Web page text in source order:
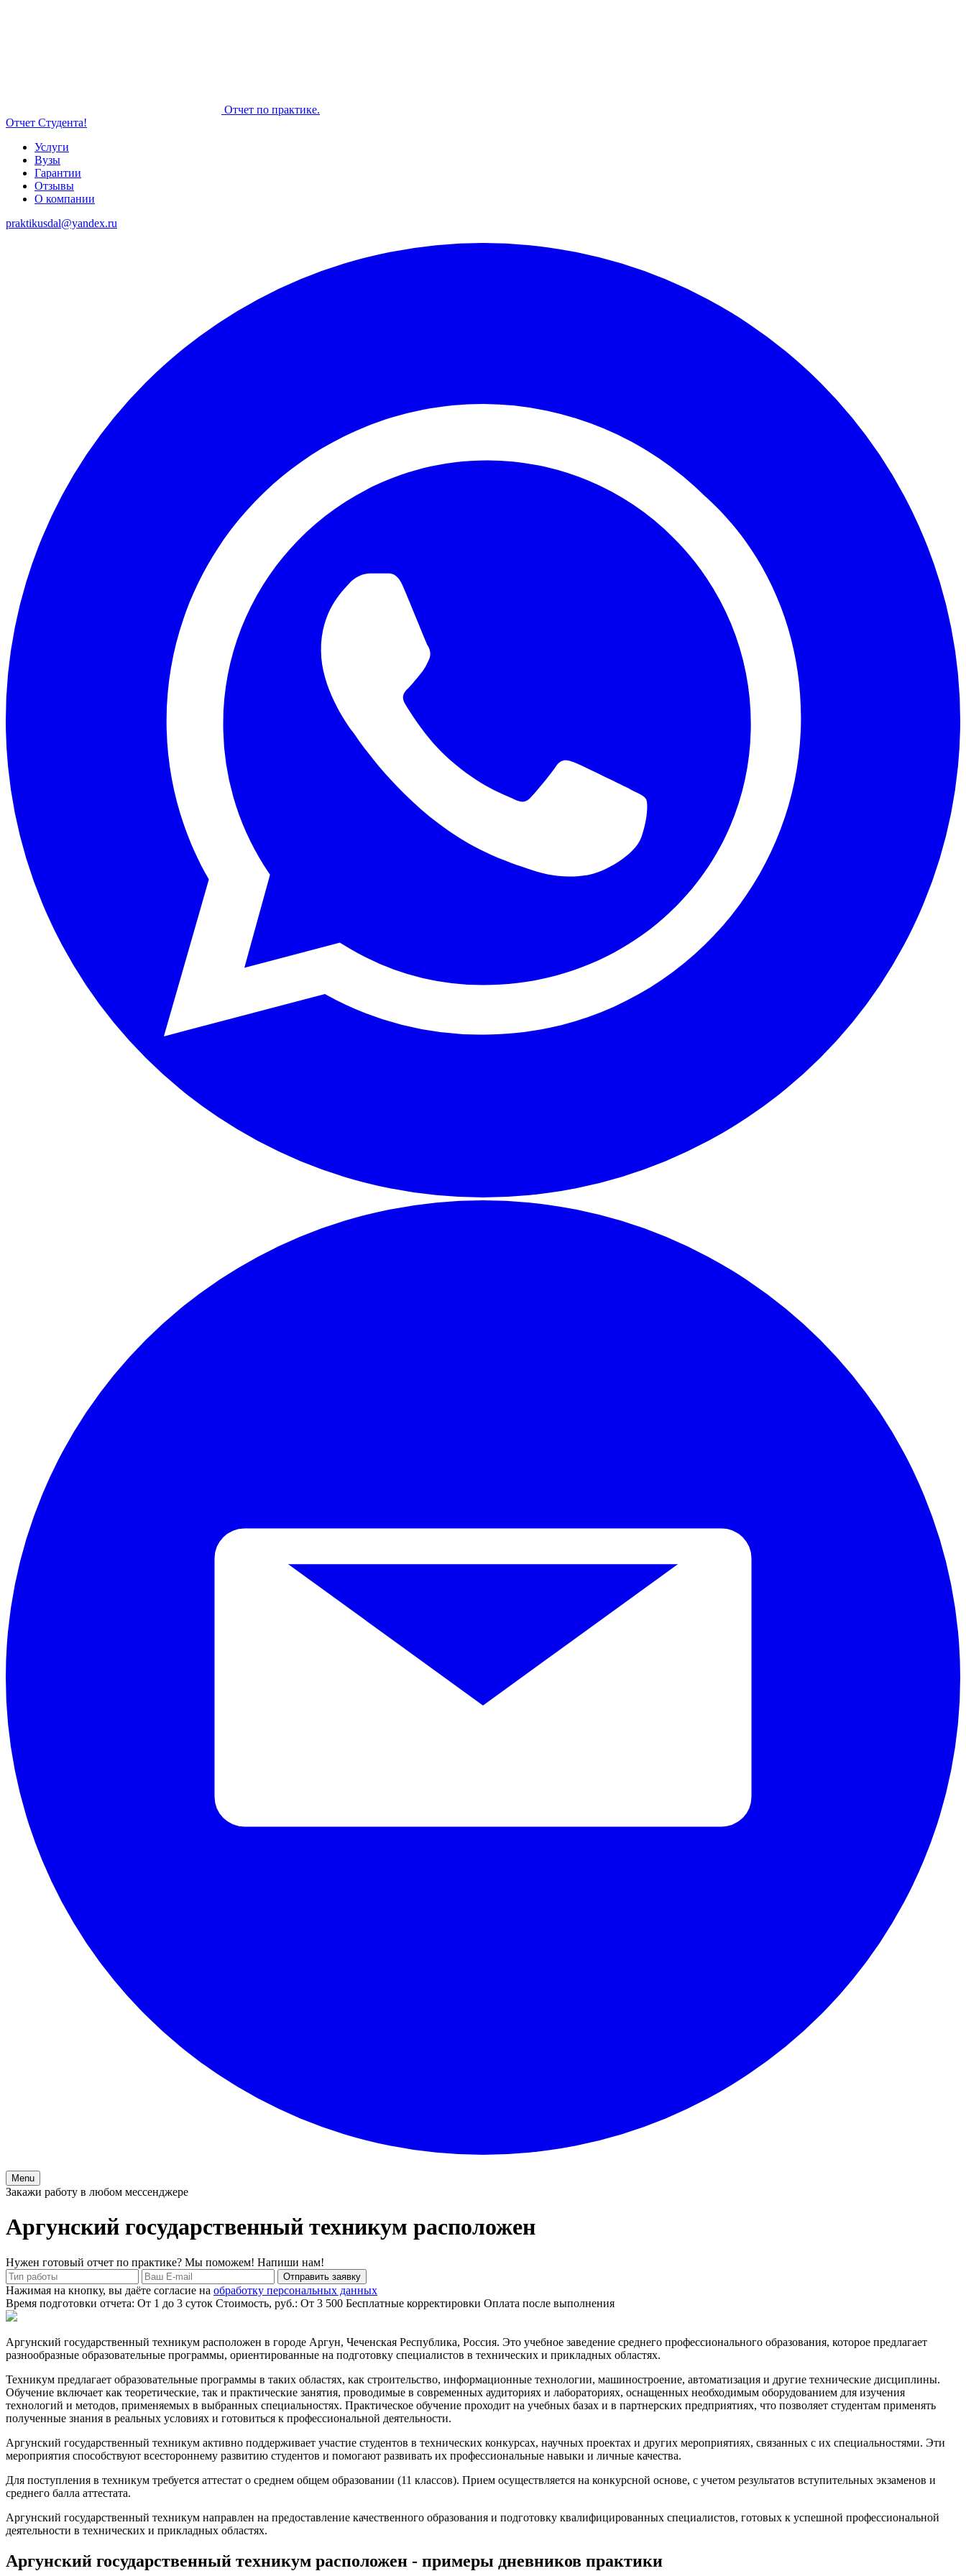
Отчет по практике.
Отчет Студента!
Услуги
Вузы
Гарантии
Отзывы
О компании
praktikusdal@yandex.ru
Menu
Закажи работу в любом мессенджере
Аргунский государственный техникум расположен
Нужен готовый отчет по практике? Мы поможем! Напиши нам!
Отправить заявку
Нажимая на кнопку, вы даёте согласие на обработку персональных данных
Время подготовки отчета: От 1 до 3 суток Стоимость, руб.: От 3 500 Бесплатные корректировки Оплата после выполнения
Аргунский государственный техникум расположен в городе Аргун, Чеченская Республика, Россия. Это учебное заведение среднего профессионального образования, которое предлагает
разнообразные образовательные программы, ориентированные на подготовку специалистов в технических и прикладных областях.
Техникум предлагает образовательные программы в таких областях, как строительство, информационные технологии, машиностроение, автоматизация и другие технические дисциплины.
Обучение включает как теоретические, так и практические занятия, проводимые в современных аудиториях и лабораториях, оснащенных необходимым оборудованием для изучения
технологий и методов, применяемых в выбранных специальностях. Практическое обучение проходит на учебных базах и в партнерских предприятиях, что позволяет студентам применять
полученные знания в реальных условиях и готовиться к профессиональной деятельности.
Аргунский государственный техникум активно поддерживает участие студентов в технических конкурсах, научных проектах и других мероприятиях, связанных с их специальностями. Эти
мероприятия способствуют всестороннему развитию студентов и помогают развивать их профессиональные навыки и личные качества.
Для поступления в техникум требуется аттестат о среднем общем образовании (11 классов). Прием осуществляется на конкурсной основе, с учетом результатов вступительных экзаменов и
среднего балла аттестата.
Аргунский государственный техникум направлен на предоставление качественного образования и подготовку квалифицированных специалистов, готовых к успешной профессиональной
деятельности в технических и прикладных областях.
Аргунский государственный техникум расположен - примеры дневников практики